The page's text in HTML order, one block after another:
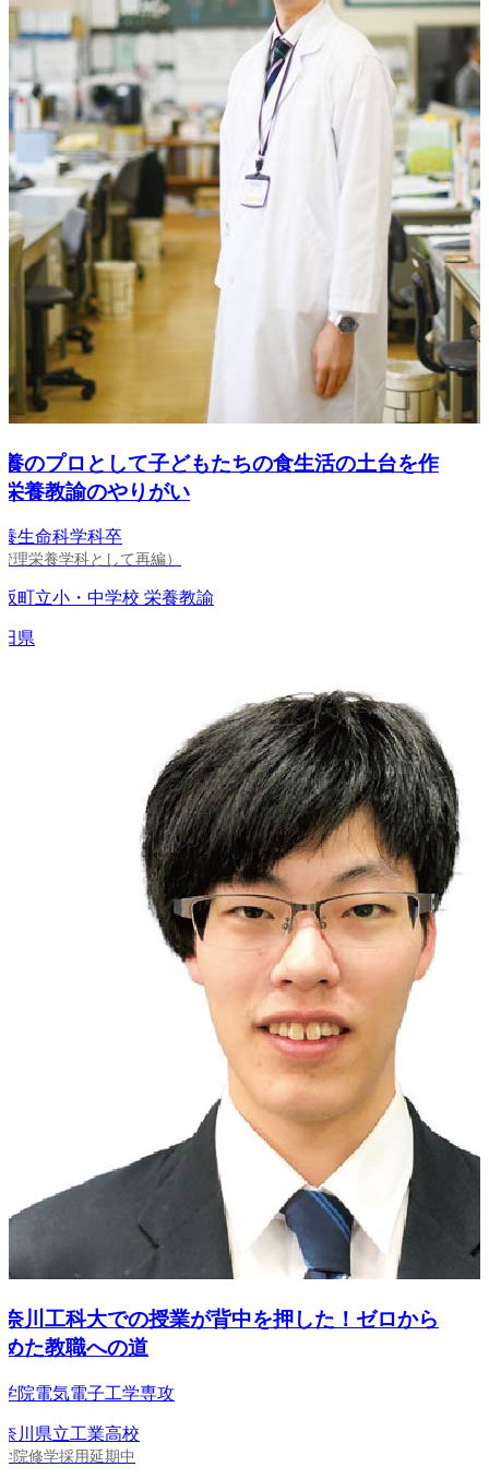
プロとして子どもたちの食生活の土台を作
教諭のやりがい
命科学科卒
栄養学科として再編）
立小・中学校 栄養教諭
工科大での授業が背中を押した！ゼロから
教職への道
電気電子工学専攻
県立工業高校
修学採用延期中